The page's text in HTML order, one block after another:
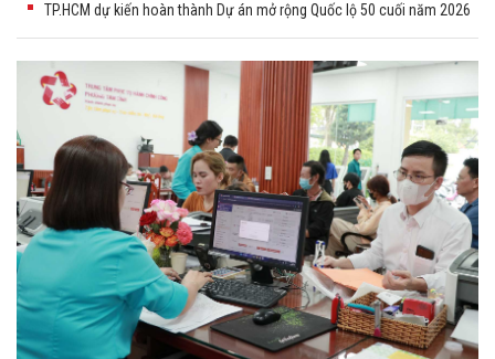
TP.HCM dự kiến hoàn thành Dự án mở rộng Quốc lộ 50 cuối năm 2026